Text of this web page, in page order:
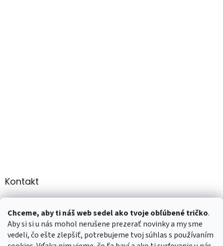
Chceme, aby ti náš web sedel ako tvoje obľúbené tričko.
Aby si si u nás mohol nerušene prezerať novinky a my sme
vedeli, čo ešte zlepšiť, potrebujeme tvoj súhlas s používaním
Kontakt
+421 907947783